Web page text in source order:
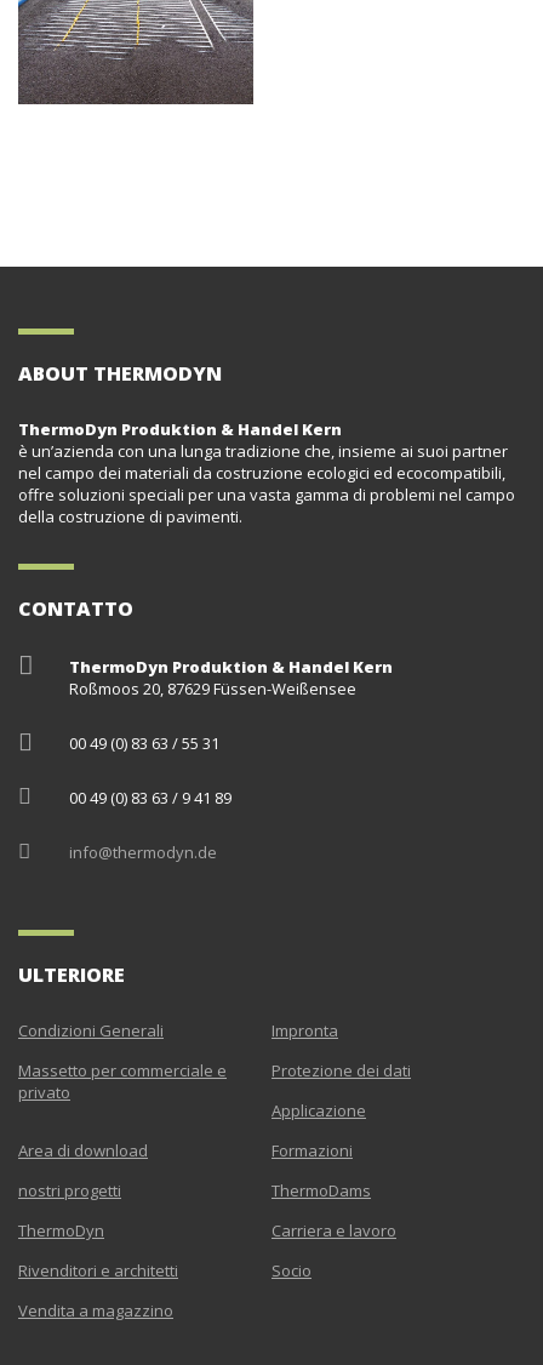
ABOUT THERMODYN
ThermoDyn Produktion & Handel Kern
è un’azienda con una lunga tradizione che, insieme ai suoi partner
nel campo dei materiali da costruzione ecologici ed ecocompatibili,
offre soluzioni speciali per una vasta gamma di problemi nel campo
della costruzione di pavimenti.
CONTATTO
ThermoDyn Produktion & Handel Kern
Roßmoos 20, 87629 Füssen-Weißensee
00 49 (0) 83 63 / 55 31
00 49 (0) 83 63 / 9 41 89
info@thermodyn.de
ULTERIORE
Condizioni Generali
Impronta
Massetto per commerciale e
privato
Protezione dei dati
Applicazione
Area di download
Formazioni
nostri progetti
ThermoDams
ThermoDyn
Carriera e lavoro
Rivenditori e architetti
Socio
Vendita a magazzino